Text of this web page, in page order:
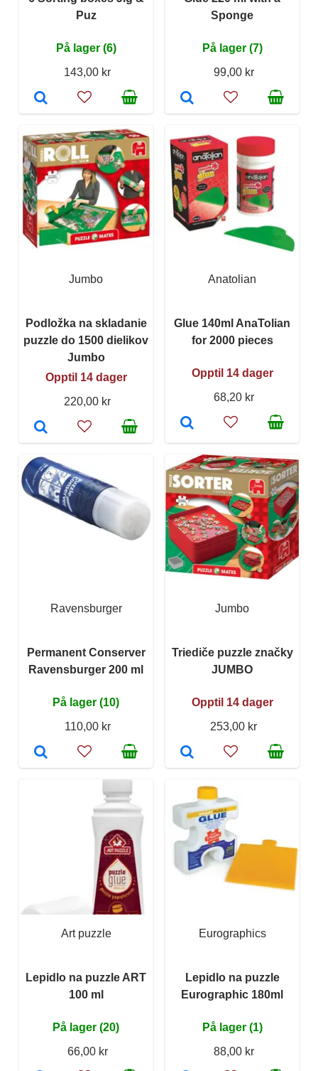
Puz
På lager (6)
143,00 kr
Sponge
På lager (7)
99,00 kr
Jumbo
Podložka na skladanie
puzzle do 1500 dielikov
Jumbo
Opptil 14 dager
220,00 kr
Anatolian
Glue 140ml AnaTolian
for 2000 pieces
Opptil 14 dager
68,20 kr
Ravensburger
Permanent Conserver
Ravensburger 200 ml
På lager (10)
110,00 kr
Jumbo
Triediče puzzle značky
JUMBO
Opptil 14 dager
253,00 kr
Art puzzle
Lepidlo na puzzle ART
100 ml
På lager (20)
66,00 kr
Eurographics
Lepidlo na puzzle
Eurographic 180ml
På lager (1)
88,00 kr